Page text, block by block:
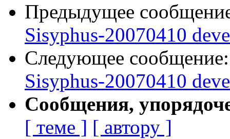
Предыдущее
Sisyphus-20070410
Следующее
Sisyphus-20070410
Сообщения,
[ теме ] [ автору ]